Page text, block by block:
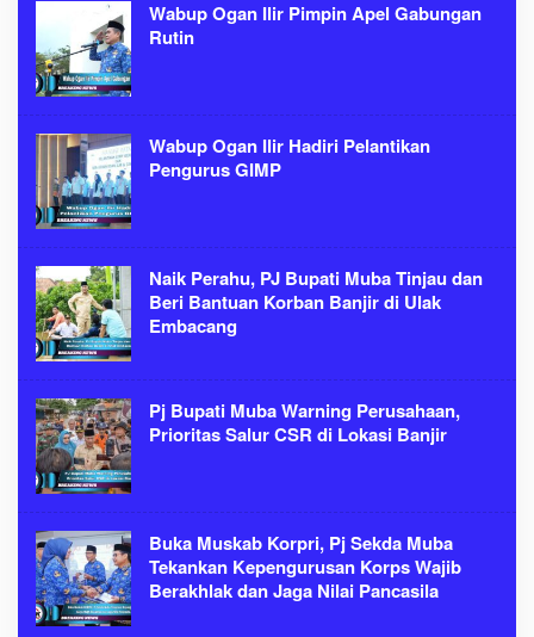
Wabup Ogan Ilir Pimpin Apel Gabungan
Rutin
Wabup Ogan Ilir Hadiri Pelantikan
Pengurus GIMP
Naik Perahu, PJ Bupati Muba Tinjau dan
Beri Bantuan Korban Banjir di Ulak
Embacang
Pj Bupati Muba Warning Perusahaan,
Prioritas Salur CSR di Lokasi Banjir
Buka Muskab Korpri, Pj Sekda Muba
Tekankan Kepengurusan Korps Wajib
Berakhlak dan Jaga Nilai Pancasila